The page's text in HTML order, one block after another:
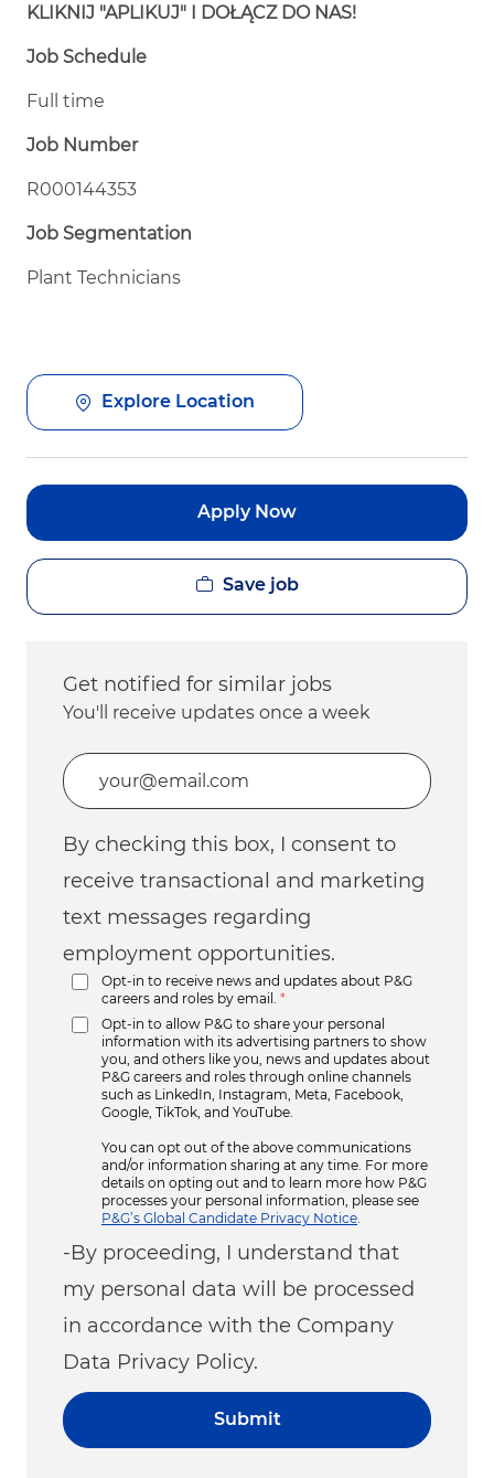
KLIKNIJ "APLIKUJ" I DOŁĄCZ DO NAS!
Job Schedule
Full time
Job Number
R000144353
Job Segmentation
Plant Technicians
Explore Location
Apply Now
Save job
Get notified for similar jobs
You'll receive updates once a week
Enter Email address (Required)
By checking this box, I consent to
receive transactional and marketing
text messages regarding
employment opportunities.
Opt-in to receive news and updates about P&G
careers and roles by email.
*
Opt-in to allow P&G to share your personal
information with its advertising partners to show
you, and others like you, news and updates about
P&G careers and roles through online channels
such as LinkedIn, Instagram, Meta, Facebook,
Google, TikTok, and YouTube.
You can opt out of the above communications
and/or information sharing at any time. For more
details on opting out and to learn more how P&G
processes your personal information, please see
P&G’s Global Candidate Privacy Notice
-By proceeding, I understand that
my personal data will be processed
in accordance with the Company
Data Privacy Policy.
Submit